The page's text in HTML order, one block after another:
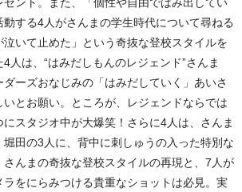
動する4人がさんまの学生時代について尋ねる
泣いて止めた」という奇抜な登校スタイルを
人は、“はみだしもんのレジェンド”さんま
ーズおなじみの「はみだしていく」あいさ
とお願い。ところが、レジェンドならでは
スタジオ中が大爆笑！さらに4人は、さんま
堀田の3人に、背中に刺しゅうの入った特別な
んまの奇抜な登校スタイルの再現と、7人が
をにらみつける貴重なショットは必見。実